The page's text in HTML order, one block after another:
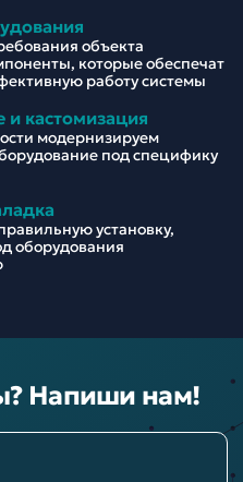
объекта
которые обеспечат
работу системы
кастомизация
модернизируем
под специфику
установку,
оборудования
Напиши нам!